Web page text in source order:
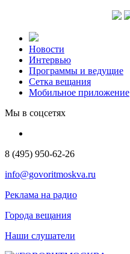
Новости
Интервью
Программы и ведущие
Сетка вещания
Мобильное приложение
Мы в соцсетях
8 (495) 950-62-26
info@govoritmoskva.ru
Реклама на радио
Города вещания
Наши слушатели